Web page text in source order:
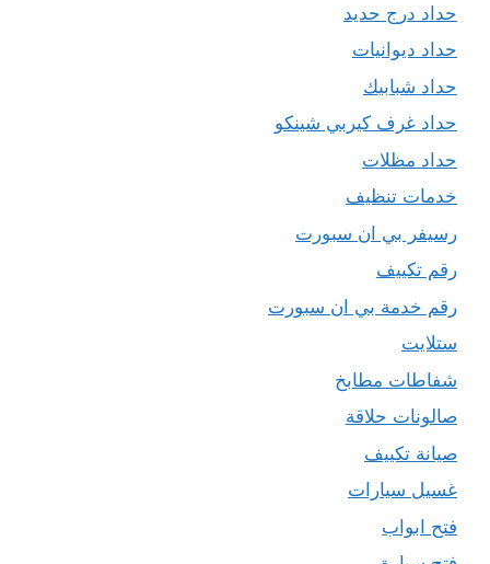
حداد درج حديد
حداد ديوانيات
حداد شبابيك
حداد غرف كيربي شينكو
حداد مظلات
خدمات تنظيف
رسيفر بي ان سبورت
رقم تكييف
رقم خدمة بي ان سبورت
ستلايت
شفاطات مطابخ
صالونات حلاقة
صيانة تكييف
غسيل سيارات
فتح ابواب